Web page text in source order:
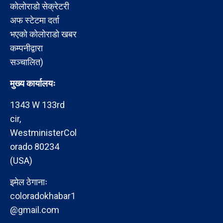
कोलोराडो सेक्रेटरी
अफ स्टेटमा दर्ता
भएको कोलोराडो खबर
कम्पनीद्वारा
सञ्चालित)
मुख्य कार्यालयः
1343 W 133rd
cir,
WestministerCol
orado 80234
(USA)
इमेल ठेगानाः
coloradokhabar1
@gmail.com